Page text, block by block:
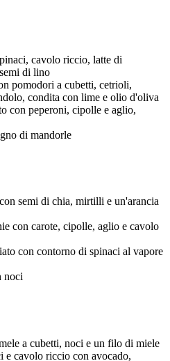
cavolo riccio, latte di
di lino
pomodori a cubetti, cetrioli,
condita con lime e olio d'oliva
con peperoni, cipolle e aglio,
di mandorle
semi di chia, mirtilli e un'arancia
con carote, cipolle, aglio e cavolo
con contorno di spinaci al vapore
noci
a cubetti, noci e un filo di miele
e cavolo riccio con avocado,